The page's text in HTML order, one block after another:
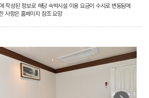
성된 정보로 해당 숙박시설 이용 요금이 수시로 변동됨에
사항은 홈페이지 참조 요망